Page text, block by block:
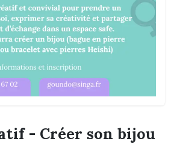
- Créer son bijou